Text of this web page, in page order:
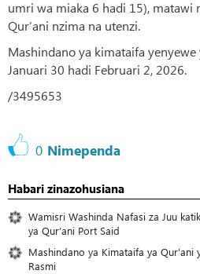
umri wa miaka 6 hadi 15), matawi
Qur’ani nzima na utenzi.
Mashindano ya kimataifa
Januari 30 hadi Februari 2, 2026.
/3495653
0 Nimependa
Habari zinazohusiana
Wamisri Washinda Nafasi za Juu
ya Qur’ani Port Said
Mashindano ya Kimataifa ya Qur'ani
Rasmi